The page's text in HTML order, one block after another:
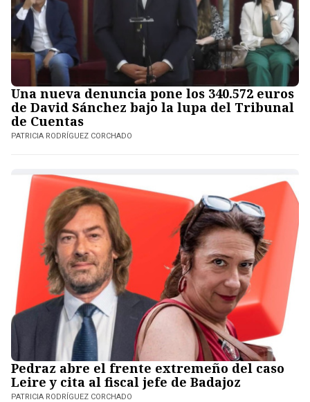
Una nueva denuncia pone los 340.572 euros
de David Sánchez bajo la lupa del Tribunal
de Cuentas
PATRICIA RODRÍGUEZ CORCHADO
Pedraz abre el frente extremeño del caso
Leire y cita al fiscal jefe de Badajoz
PATRICIA RODRÍGUEZ CORCHADO